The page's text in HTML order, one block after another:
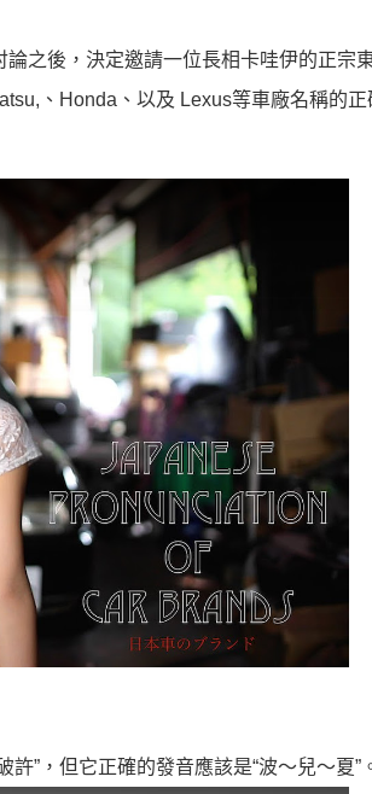
之後，決定邀請一位長相卡哇伊的正宗
、Honda、以及 Lexus等車廠名稱的正
”，但它正確的發音應該是“波～兒～夏”